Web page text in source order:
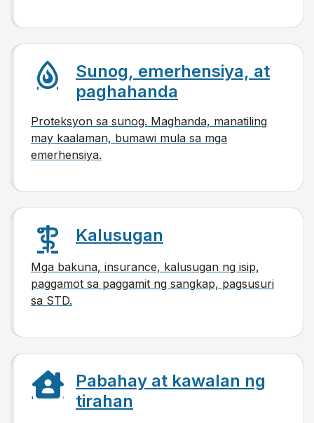
Sunog, emerhensiya, at
paghahanda
Proteksyon sa sunog. Maghanda, manatiling
may kaalaman, bumawi mula sa mga
emerhensiya.
Kalusugan
Mga bakuna, insurance, kalusugan ng isip,
paggamot sa paggamit ng sangkap, pagsusuri
sa STD.
Pabahay at kawalan ng
tirahan